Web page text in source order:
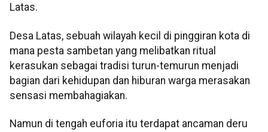
Latas.
Desa Latas, sebuah wilayah kecil di pinggiran kota di
mana pesta sambetan yang melibatkan ritual
kerasukan sebagai tradisi turun-temurun menjadi
bagian dari kehidupan dan hiburan warga merasakan
sensasi membahagiakan.
Namun di tengah euforia itu terdapat ancaman deru